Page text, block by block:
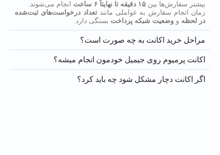
بیشتر سفارش‌ها بین ۱۵ دقیقه تا نهایتاً ۶ ساعت
انجام می‌شوند.
زمان انجام سفارش به عواملی مانندتعداد درخواست‌های ثبت‌شده
در لحظه و وضعیت شبکه پرداخت بستگی دارد.
مراحل خرید اکانت به چه صورت است؟
اکانت پرمیوم روی جیمیل خودمون انجام میشه؟
اگر اکانت دچار مشکل شود چه باید کرد؟